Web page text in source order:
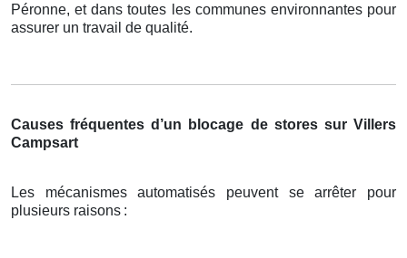
Péronne, et dans toutes les communes environnantes pour
assurer un travail de qualité.
Causes fréquentes d’un blocage de stores sur Villers
Campsart
Les mécanismes automatisés peuvent se arrêter pour
plusieurs raisons :